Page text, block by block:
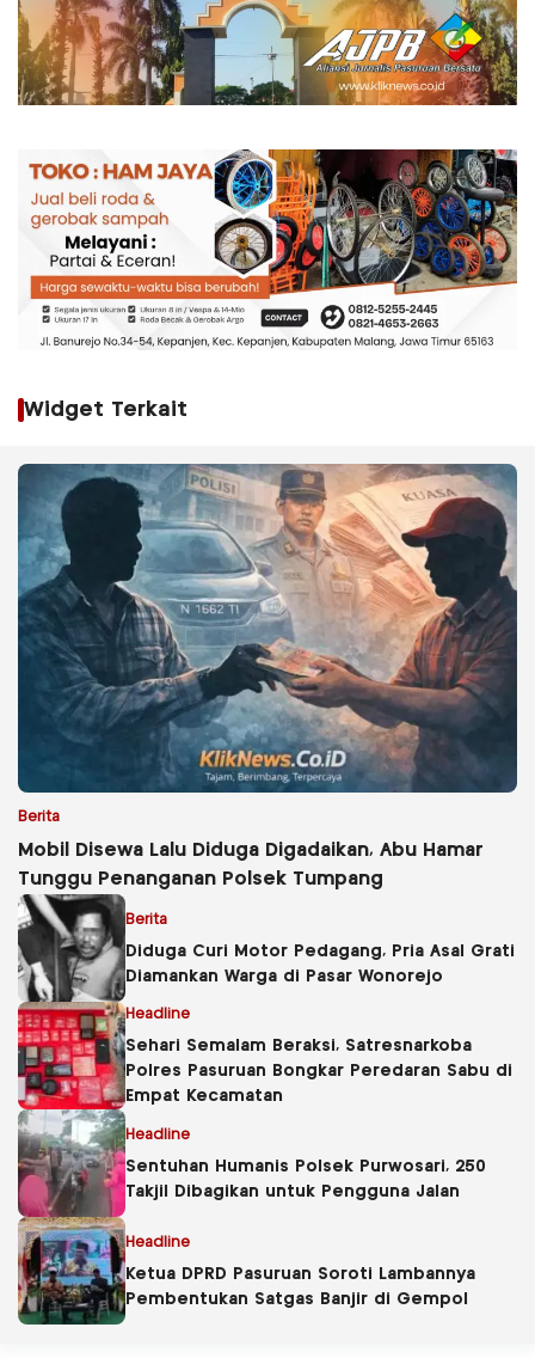
Widget Terkait
Berita
Mobil Disewa Lalu Diduga Digadaikan, Abu Hamar
Tunggu Penanganan Polsek Tumpang
Berita
Diduga Curi Motor Pedagang, Pria Asal Grati
Diamankan Warga di Pasar Wonorejo
Headline
Sehari Semalam Beraksi, Satresnarkoba
Polres Pasuruan Bongkar Peredaran Sabu di
Empat Kecamatan
Headline
Sentuhan Humanis Polsek Purwosari, 250
Takjil Dibagikan untuk Pengguna Jalan
Headline
Ketua DPRD Pasuruan Soroti Lambannya
Pembentukan Satgas Banjir di Gempol